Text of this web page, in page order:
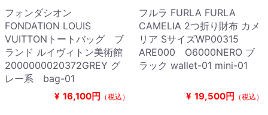
フォンダシオン
FONDATION LOUIS
VUITTONトートバッグ ブ
ランド ルイヴィトン美術館
2000000020372GREY グ
レー系 bag-01
¥ 16,100円 （税込）
フルラ FURLA FURLA
CAMELIA 2つ折り財布 カメ
リア SサイズWP00315
ARE000 O6000NERO ブ
ラック wallet-01 mini-01
¥ 19,500円 （税込）